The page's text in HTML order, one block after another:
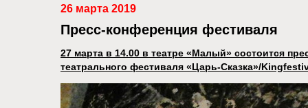
26 марта 2019
Пресс-конференция фестиваля
27 марта в 14.00 в театре «Малый» состоится
театрального фестиваля «Царь-Сказка»/